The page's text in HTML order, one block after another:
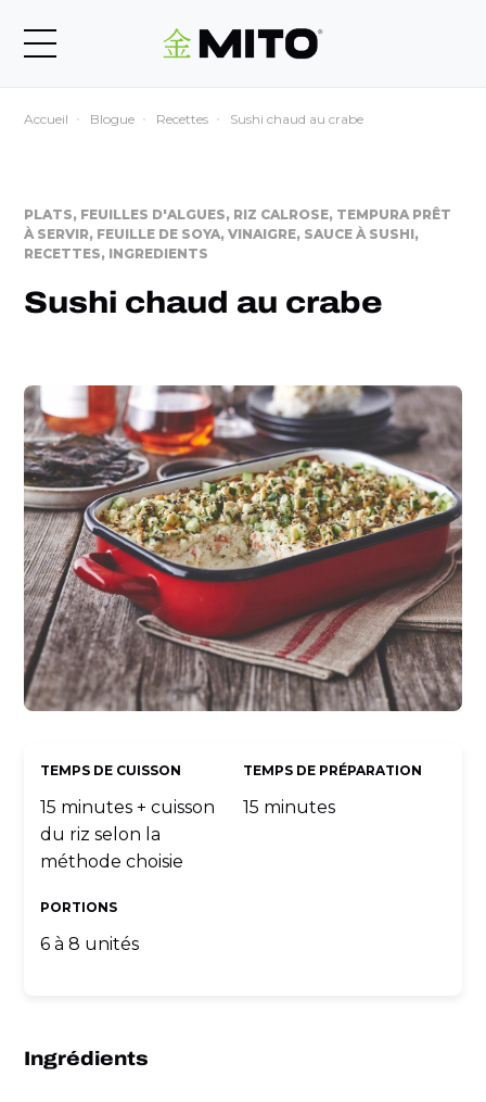
Accueil Blogue Recettes Sushi chaud au crabe
PLATS, FEUILLES D'ALGUES, RIZ CALROSE, TEMPURA PRÊT
À SERVIR, FEUILLE DE SOYA, VINAIGRE, SAUCE À SUSHI,
RECETTES, INGREDIENTS
Sushi chaud au crabe
TEMPS DE CUISSON
15 minutes + cuisson
du riz selon la
méthode choisie
TEMPS DE PRÉPARATION
15 minutes
PORTIONS
6 à 8 unités
Ingrédients